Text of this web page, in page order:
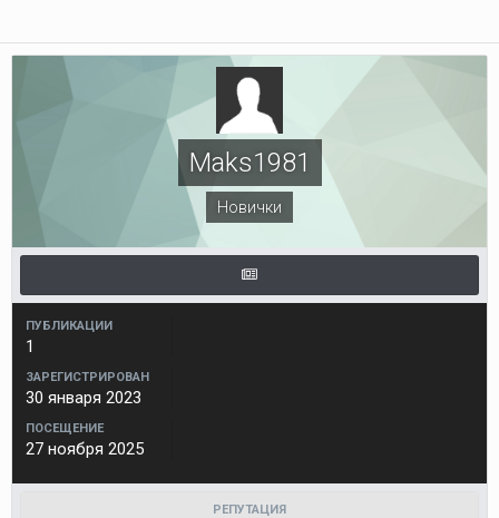
Maks1981
Новички
ПУБЛИКАЦИИ
1
ЗАРЕГИСТРИРОВАН
30 января 2023
ПОСЕЩЕНИЕ
27 ноября 2025
РЕПУТАЦИЯ